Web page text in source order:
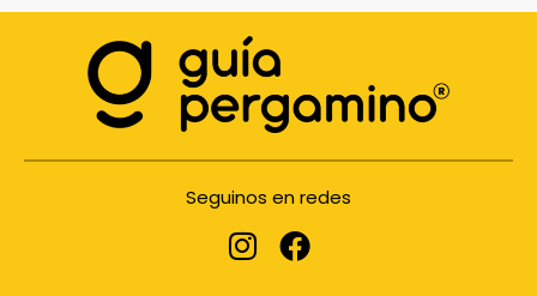
Seguinos en redes